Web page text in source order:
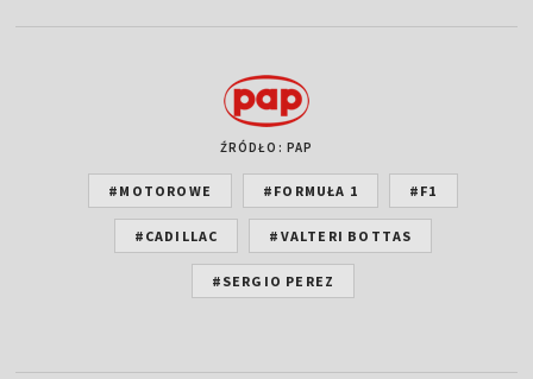
ŹRÓDŁO: PAP
#MOTOROWE #FORMUŁA 1 #F1
#CADILLAC #VALTERI BOTTAS
#SERGIO PEREZ